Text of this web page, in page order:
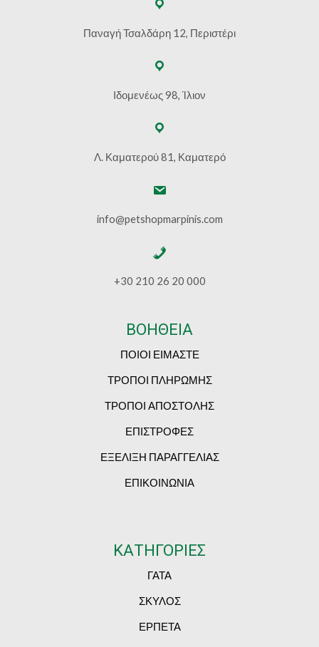
Παναγή Τσαλδάρη 12, Περιστέρι
Ιδομενέως 98, Ίλιον
Λ. Καματερού 81, Καματερό
info@petshopmarpinis.com
+30 210 26 20 000
ΒΟΗΘΕΙΑ
ΠΟΙΟΙ ΕΙΜΑΣΤΕ
ΤΡΟΠΟΙ ΠΛΗΡΩΜΗΣ
ΤΡΟΠΟΙ ΑΠΟΣΤΟΛΗΣ
ΕΠΙΣΤΡΟΦΕΣ
ΕΞΕΛΙΞΗ ΠΑΡΑΓΓΕΛΙΑΣ
ΕΠΙΚΟΙΝΩΝΙΑ
ΚΑΤΗΓΟΡΙΕΣ
ΓΑΤΑ
ΣΚΥΛΟΣ
ΕΡΠΕΤΑ